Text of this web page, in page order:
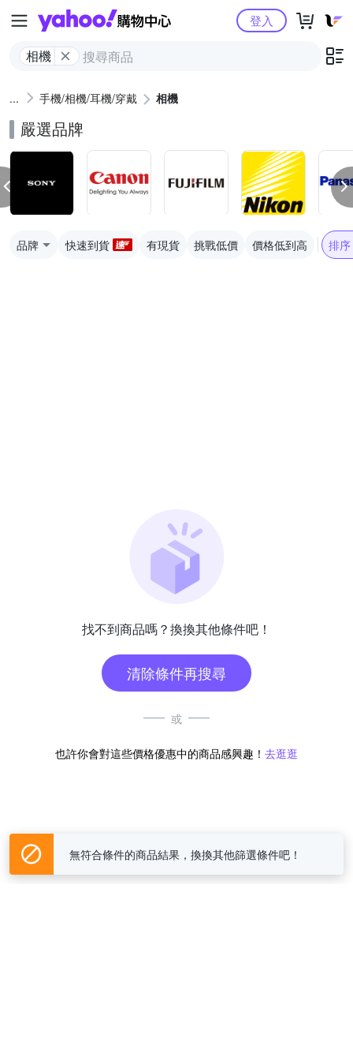
Yahoo購物中心
相機
登入
手機/相機/耳機/穿戴 相機
嚴選品牌
品牌 快速到貨 有現貨 挑戰低價 價格低到高 排序
找不到商品嗎？換換其他條件吧！
清除條件再搜尋
或
也許你會對這些價格優惠中的商品感興趣！ 去逛逛
無符合條件的商品結果，換換其他篩選條件吧！